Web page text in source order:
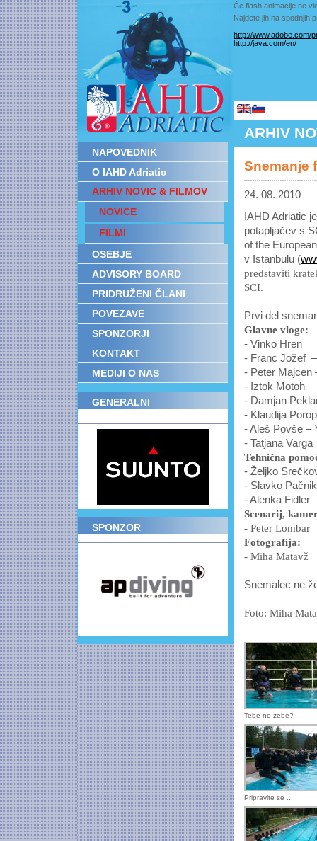
Če flash animacije ne
Najdete jih na spodnjih
http://www.adobe.com/
http://java.com/en/
NAPOVEDNIK
O IAHD Adriatic
ARHIV NOVIC & FILMOV
NOVICE
FILMI
OSEBJE
ADVISORY BOARD
PRIDRUŽENI ČLANI
POVEZAVE
SPONZORJI
KONTAKT
MEDIJI O NAS
GENERALNI
SPONZOR
|
ARHIV
Snemanje
24. 08. 2010
IAHD Adriatic
potapljačev s
of the
v Istanbulu (
predstaviti
SCI.
Prvi del
Glavne vloge:
- Vinko Hren
- Franc Jožef
- Peter Majcen
- Iztok Motoh
- Damjan
- Klaudija
- Aleš Povše –
- Tatjana Varga
Tehnična
- Željko
- Slavko Pačnik
-Alenka Fidler
Scenarij,
- Peter Lombar
Fotografija:
- Miha Matavž
Snemalec ne
Foto: Miha
Tebe ne zebe?
Pripravite se ...